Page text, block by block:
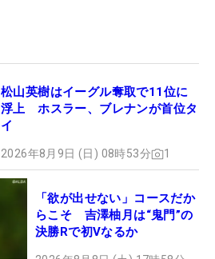
松山英樹はイーグル奪取で11位に
浮上 ホスラー、ブレナンが首位タ
イ
2026年8月9日 (日) 08時53分 1
「欲が出せない」コースだか
らこそ 吉澤柚月は“鬼門”の
決勝Rで初Vなるか